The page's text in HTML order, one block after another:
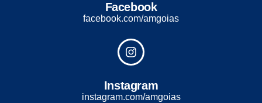
Facebook
facebook.com/amgoias
Instagram
instagram.com/amgoias